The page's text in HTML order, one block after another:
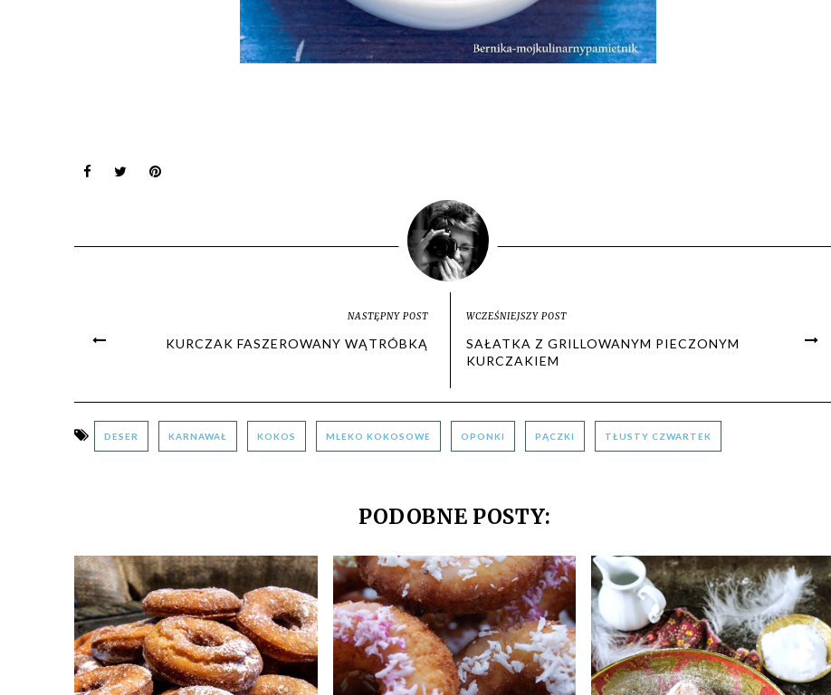
NASTĘPNY POST
KURCZAK FASZEROWANY WĄTRÓBKĄ
WCZEŚNIEJSZY POST
SAŁATKA Z GRILLOWANYM PIECZONYM
KURCZAKIEM
DESER KARNAWAŁ KOKOS MLEKO KOKOSOWE OPONKI PĄCZKI TŁUSTY CZWARTEK
PODOBNE POSTY: